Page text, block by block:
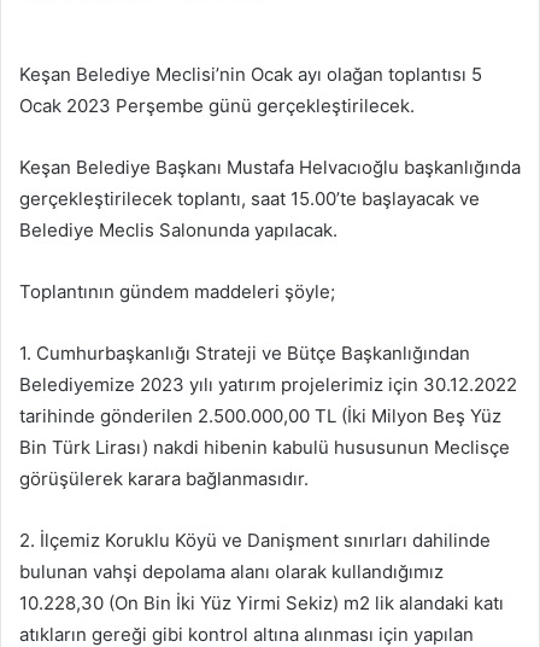
göndermek
Keşan Belediye Meclisi’nin Ocak ayı olağan toplantısı 5
Ocak 2023 Perşembe günü gerçekleştirilecek.
Keşan Belediye Başkanı Mustafa Helvacıoğlu başkanlığında
gerçekleştirilecek toplantı, saat 15.00’te başlayacak ve
Belediye Meclis Salonunda yapılacak.
Toplantının gündem maddeleri şöyle;
1. Cumhurbaşkanlığı Strateji ve Bütçe Başkanlığından
Belediyemize 2023 yılı yatırım projelerimiz için 30.12.2022
tarihinde gönderilen 2.500.000,00 TL (İki Milyon Beş Yüz
Bin Türk Lirası) nakdi hibenin kabulü hususunun Meclisçe
görüşülerek karara bağlanmasıdır.
2. İlçemiz Koruklu Köyü ve Danişment sınırları dahilinde
bulunan vahşi depolama alanı olarak kullandığımız
10.228,30 (On Bin İki Yüz Yirmi Sekiz) m2 lik alandaki katı
atıkların gereği gibi kontrol altına alınması için yapılan